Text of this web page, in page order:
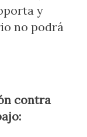
y
no podrá
contra